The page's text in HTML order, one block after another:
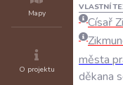
Mapy
O projektu
VLASTNÍ
Císař
města
děkana